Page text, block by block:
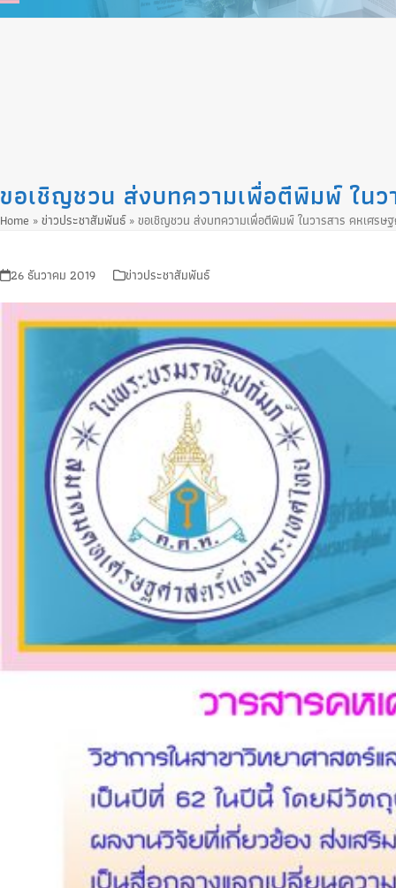
Skip
ขอเชิญชวน ส่งบทความเพื่อตีพิมพ์ ใน
Home »ข่าวประชาสัมพันธ์»ขอเชิญชวน ส่งบทความเพื่อตีพิมพ์ ในวารสาร คหเศรษ
26 ธันวาคม 2019 ข่าวประชาสัมพันธ์